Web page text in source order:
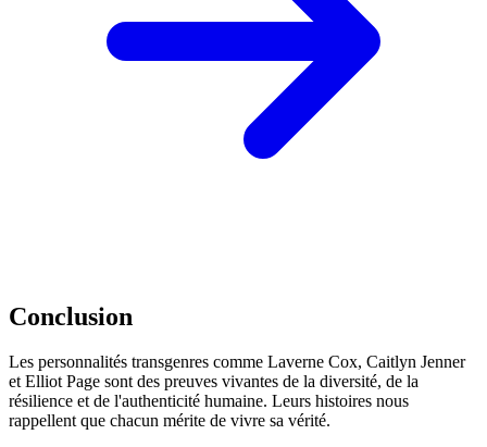
Conclusion
Les personnalités transgenres comme Laverne Cox, Caitlyn Jenner
et Elliot Page sont des preuves vivantes de la diversité, de la
résilience et de l'authenticité humaine. Leurs histoires nous
rappellent que chacun mérite de vivre sa vérité.